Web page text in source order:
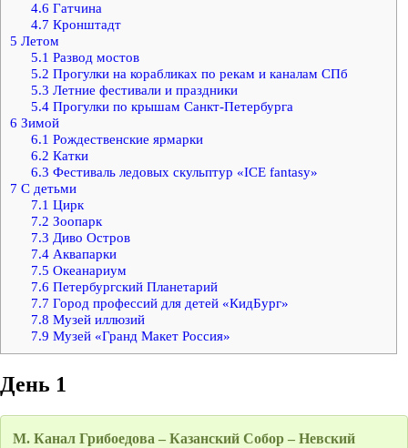
4.6 Гатчина
4.7 Кронштадт
5 Летом
5.1 Развод мостов
5.2 Прогулки на корабликах по рекам и каналам СПб
5.3 Летние фестивали и праздники
5.4Прогулки по крышам Санкт-Петербурга
6 Зимой
6.1 Рождественские ярмарки
6.2 Катки
6.3 Фестиваль ледовых скульптур «ICE fantasy»
7 С детьми
7.1 Цирк
7.2 Зоопарк
7.3 Диво Остров
7.4Аквапарки
7.5 Океанариум
7.6 Петербургский Планетарий
7.7 Город профессий для детей «КидБург»
7.8 Музей иллюзий
7.9 Музей «Гранд Макет Россия»
День 1
М. Канал Грибоедова – Казанский Собор – Невский